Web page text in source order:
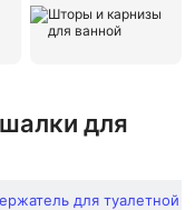
для
для туалетной